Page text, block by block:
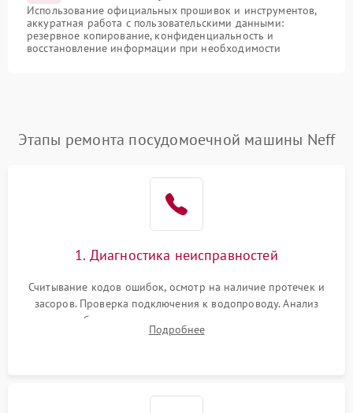
Использование официальных прошивок и инструментов,
аккуратная работа с пользовательскими данными:
резервное копирование, конфиденциальность и
восстановление информации при необходимости
Этапы ремонта посудомоечной машины Neff
1. Диагностика неисправностей
Считывание кодов ошибок, осмотр на наличие протечек и
засоров. Проверка подключения к водопроводу. Анализ
жалоб на отсутствие слива, нагрева, вращения
разбрызгивателей или срабатывание системы защиты
Подробнее